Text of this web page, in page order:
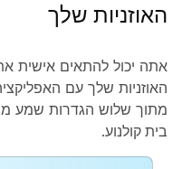
האוזניות שלך
אתה יכול להתאים אישית
מתוך שלוש הגדרות שמע
בית קולנוע.